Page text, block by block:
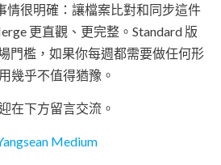
情很明確：讓檔案比對和同步這件
更直觀、更完整。Standard 版
門檻，如果你每週都需要做任何形
幾乎不值得猶豫。
在下方留言交流。
Medium